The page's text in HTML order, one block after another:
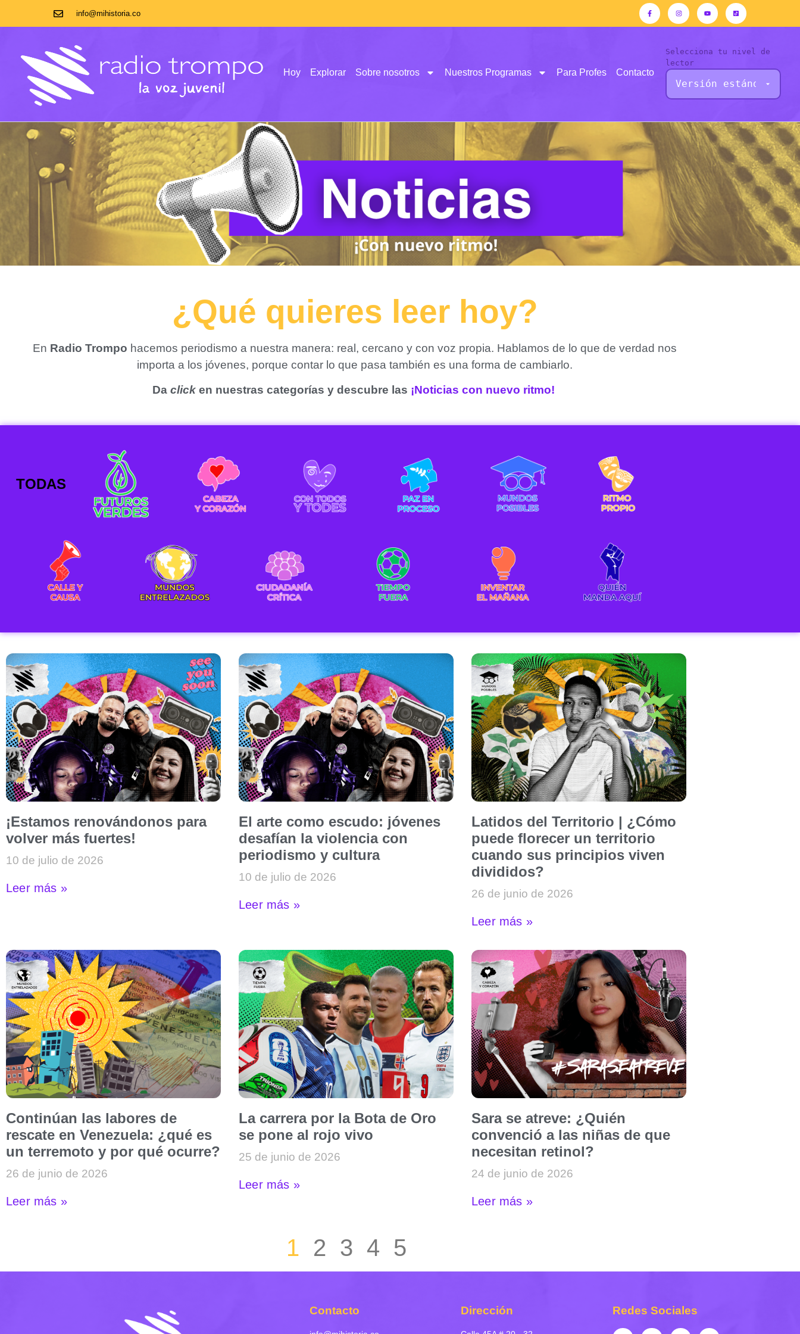
info@mihistoria.co
Hoy Explorar Sobre nosotros Nuestros Programas Para Profes Contacto
Selecciona tu nivel de
lector
¿Qué quieres leer hoy?
En Radio Trompo hacemos periodismo a nuestra manera: real, cercano y con voz propia. Hablamos de lo que de verdad nos
importa a los jóvenes, porque contar lo que pasa también es una forma de cambiarlo.
Da clicken nuestras categorías y descubre las ¡Noticias con nuevo ritmo!
TODAS
¡Estamos renovándonos para
volver más fuertes!
10 de julio de 2026
Leer más »
El arte como escudo: jóvenes
desafían la violencia con
periodismo y cultura
10 de julio de 2026
Leer más »
Latidos del Territorio | ¿Cómo
puede florecer un territorio
cuando sus principios viven
divididos?
26 de junio de 2026
Leer más »
Continúan las labores de
rescate en Venezuela: ¿qué es
un terremoto y por qué ocurre?
26 de junio de 2026
Leer más »
La carrera por la Bota de Oro
se pone al rojo vivo
25 de junio de 2026
Leer más »
Sara se atreve: ¿Quién
convenció a las niñas de que
necesitan retinol?
24 de junio de 2026
Leer más »
1 2 3 4 5
Contacto Dirección Redes Sociales